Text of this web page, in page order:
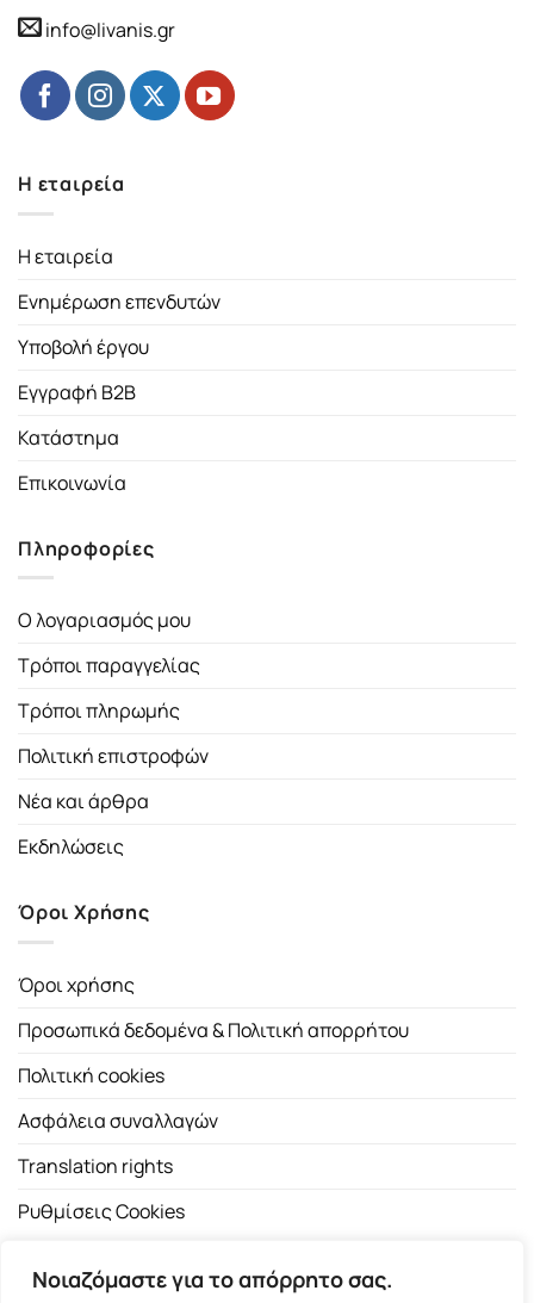
Νοιαζόμαστε για το απόρρητο σας.
info@livanis.gr
Η εταιρεία
Η εταιρεία
Ενημέρωση επενδυτών
Υποβολή έργου
Εγγραφή B2B
Κατάστημα
Επικοινωνία
Πληροφορίες
Ο λογαριασμός μου
Τρόποι παραγγελίας
Τρόποι πληρωμής
Πολιτική επιστροφών
Νέα και άρθρα
Εκδηλώσεις
Όροι Χρήσης
Όροι χρήσης
Προσωπικά δεδομένα & Πολιτική απορρήτου
Πολιτική cookies
Ασφάλεια συναλλαγών
Translation rights
Ρυθμίσεις Cookies